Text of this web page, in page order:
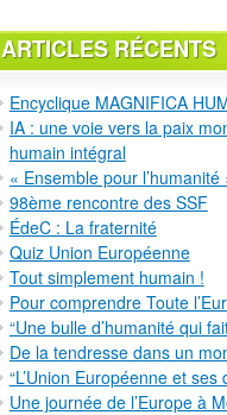
ARTICLES RÉCENTS
Encyclique MAGNIFICA
IA : une voie vers la paix
humain intégral
« Ensemble pour l’humanité
98ème rencontre des SSF
ÉdeC : La fraternité
Quiz Union Européenne
Tout simplement humain !
Pour comprendre Toute
“Une bulle d’humanité qui
De la tendresse dans un
“L’Union Européenne et ses
Une journée de l’Europe à